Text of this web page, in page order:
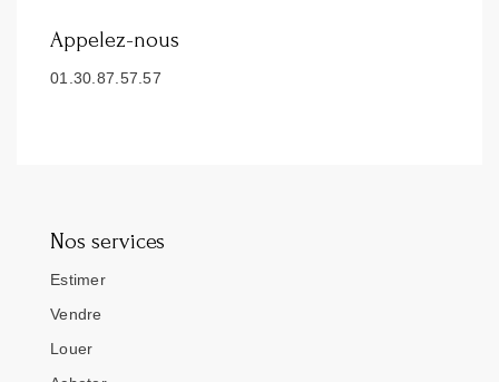
Appelez-nous
01.30.87.57.57
Nos services
Estimer
Vendre
Louer